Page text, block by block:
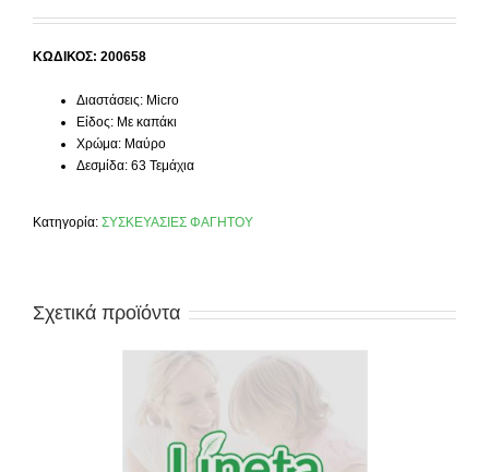
ΚΩΔΙΚΟΣ: 200658
Διαστάσεις: Micro
Είδος: Με καπάκι
Χρώμα: Μαύρο
Δεσμίδα: 63 Τεμάχια
Κατηγορία: ΣΥΣΚΕΥΑΣΙΕΣ ΦΑΓΗΤΟΥ
Σχετικά προϊόντα